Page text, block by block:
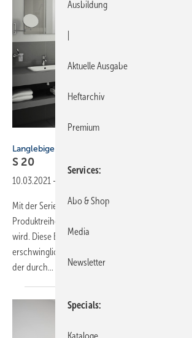
Langlebige Qualität zu erschwinglichen
S 20
10.03.2021 -
Mit der Serie S 20 entwickelte Noa Design aus
Produktreihe, die allen Erwartungen an ein
wird. Diese Bad­kollektion bietet langlebige Qualität
erschwinglichen Preisen und schafft dabei einen
derdurch...
Ausbildung
Aktuelle Ausgabe
Heftarchiv
Premium
Services
Abo & Shop
Media
Newsletter
Specials
Kataloge